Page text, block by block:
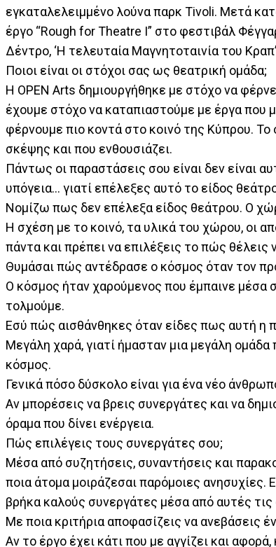
εγκαταλελειμμένο λούνα παρκ Τivoli. Μετά
έργο “Rough for Theatre I” στο φεστιβάλ
Δέντρο, ‘Η τελευταία Μαγνητοταινία του Κραπ’
Ποιοι είναι οι στόχοι σας ως θεατρική ομάδα;
Η OPEN Arts δημιουργήθηκε με στόχο να
έχουμε στόχο να καταπιαστούμε με έργα που
φέρνουμε πιο κοντά στο κοινό της Κύπρου. Το
σκέψης και που ενθουσιάζει.
Πάντως οι παραστάσεις σου είναι δεν είναι
υπόγεια… γιατί επέλεξες αυτό το είδος
Νομίζω πως δεν επέλεξα είδος θεάτρου. Ο
Η σχέση με το κοινό, τα υλικά του χώρου, οι
πάντα και πρέπει να επιλέξεις το πώς θέλεις
Θυμάσαι πώς αντέδρασε ο κόσμος όταν τον
Ο κόσμος ήταν χαρούμενος που έμπαινε μέσα
τολμούμε.
Εσύ πώς αισθάνθηκες όταν είδες πως αυτή η
Μεγάλη χαρά, γιατί ήμασταν μια μεγάλη
κόσμος.
Γενικά πόσο δύσκολο είναι για ένα νέο
Αν μπορέσεις να βρεις συνεργάτες και να
όραμα που δίνει ενέργεια.
Πώς επιλέγεις τους συνεργάτες σου;
Μέσα από συζητήσεις, συναντήσεις και
ποια άτομα μοιράζεσαι παρόμοιες
βρήκα καλούς συνεργάτες μέσα από αυτές τις
Με ποια κριτήρια αποφασίζεις να ανεβάσεις
Αν το έργο έχει κάτι που με αγγίζει και